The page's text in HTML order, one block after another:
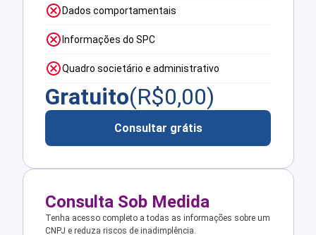
Dados comportamentais
Informações do SPC
Quadro societário e administrativo
Gratuito(R$0,00)
Consultar grátis
Consulta Sob Medida
Tenha acesso completo a todas as informações sobre um
CNPJ e reduza riscos de inadimplência.